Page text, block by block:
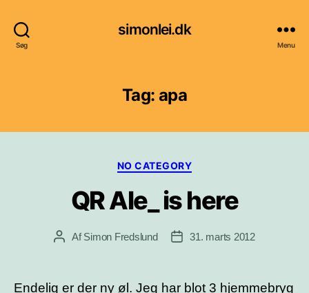
Søg
simonlei.dk
Menu
Tag: apa
Kategorier
NO CATEGORY
QR Ale_ is here
Indlægsforfatter
AfSimon Fredslund Indlægsdato
31. marts 2012
Endelig er der ny øl. Jeg har blot 3 hjemmebryg